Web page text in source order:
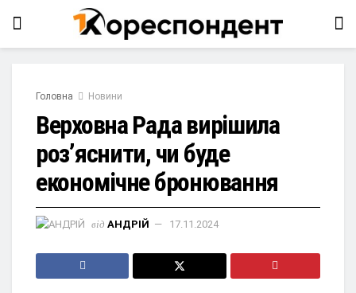
Головна Новини
Верховна Рада вирішила
роз’яснити, чи буде
економічне бронювання
від АНДРІЙ 17.11.2024